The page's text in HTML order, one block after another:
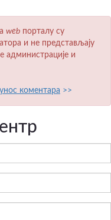
wеb порталу су
и не представљају
администрације и
коментара >>